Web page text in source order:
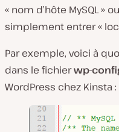
« nom d’hôte MySQL »
simplement entrer «
Par exemple, voici à
dans le fichierwp-
WordPress chez Kinsta :